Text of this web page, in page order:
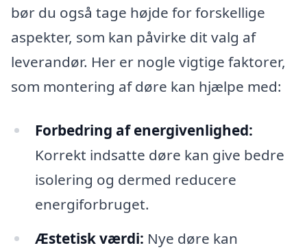
bør du også tage højde for forskellige
aspekter, som kan påvirke dit valg af
leverandør. Her er nogle vigtige faktorer,
som montering af døre kan hjælpe med:
Forbedring af energivenlighed:
Korrekt indsatte døre kan give bedre
isolering og dermed reducere
energiforbruget.
Æstetisk værdi: Nye døre kan